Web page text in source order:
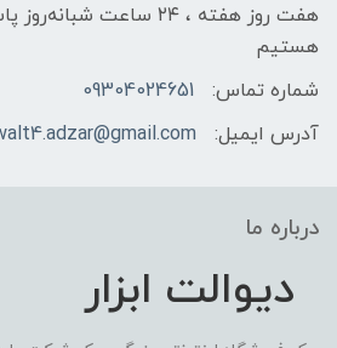
هفت روز هفته ، ۲۴ ساعت
هستیم
شماره تماس:
09304024651
آدرس ایمیل:
درباره ما
دیوالت ابزار